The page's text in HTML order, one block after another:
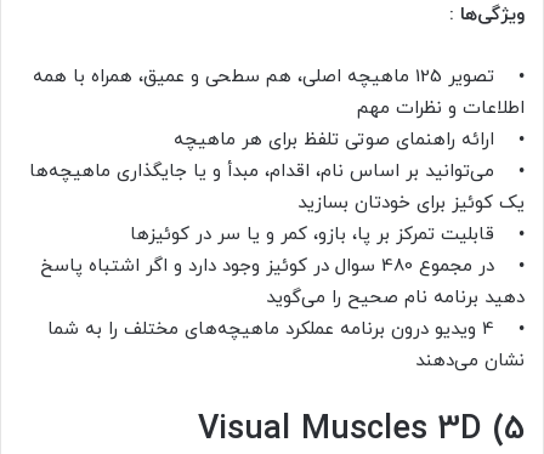
ویژگی‌ها :
• تصویر 125 ماهیچه اصلی، هم سطحی و عمیق، همراه با همه
اطلاعات و نظرات مهم
• ارائه راهنمای صوتی تلفظ برای هر ماهیچه
• می‌توانید بر اساس نام، اقدام، مبدأ و یا جایگذاری ماهیچه‌ها
یک کوئیز برای خودتان بسازید
• قابلیت تمرکز بر پا، بازو، کمر و یا سر در کوئیزها
• در مجموع 480 سوال در کوئیز وجود دارد و اگر اشتباه پاسخ
دهید برنامه نام صحیح را می‌گوید
• 4 ویدیو درون برنامه عملکرد ماهیچه‌های مختلف را به شما
نشان می‌دهند
Visual Muscles 3D (5